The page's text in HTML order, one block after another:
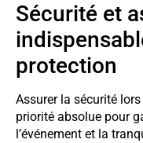
Sécurité et
protection
Assurer la sécurité
priorité absolue pour
l’événement et la